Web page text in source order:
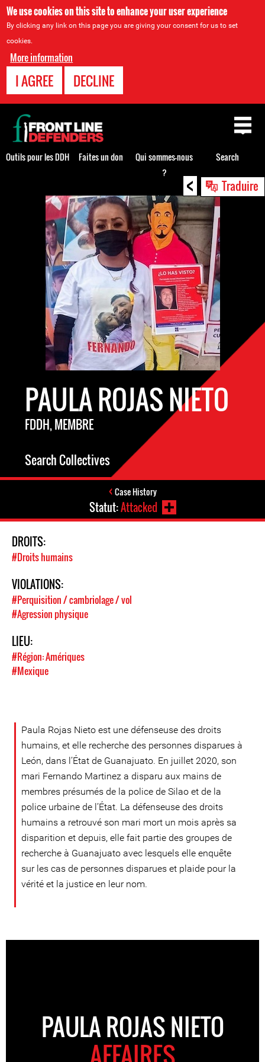
We use cookies on this site to enhance your user experience
By clicking any link on this page you are giving your consent for us to set
cookies.
More information
I AGREE DECLINE
< Traduire
PAULA ROJAS NIETO
FDDH, MEMBRE
Search Collectives
Case History
Statut:Attacked
DROITS:
#Droits humains
VIOLATIONS:
#Perquisition / cambriolage / vol
#Agression physique
LIEU:
#Région: Amériques
#Mexique
Paula Rojas Nieto est une défenseuse des droits
humains, et elle recherche des personnes disparues à
León, dans l’État de Guanajuato. En juillet 2020, son
mari Fernando Martinez a disparu aux mains de
membres présumés de la police de Silao et de la
police urbaine de l’État. La défenseuse des droits
humains a retrouvé son mari mort un mois après sa
disparition et depuis, elle fait partie des groupes de
recherche à Guanajuato avec lesquels elle enquête
sur les cas de personnes disparues et plaide pour la
vérité et la justice en leur nom.
PAULA ROJAS NIETO
AFFAIRES
Back
to
top
Outils pour les DDH Faites un don
Qui sommes-nous
?
Search